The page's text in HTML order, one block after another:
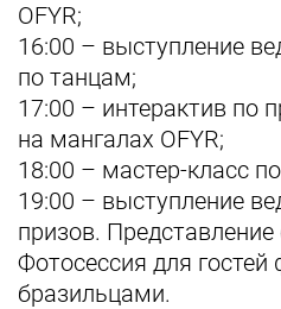
OFYR;
16:00 – выступление
по танцам;
17:00 – интерактив по
на мангалах OFYR;
18:00 – мастер-класс
19:00 – выступление
призов.
Фотосессия для гостей
бразильцами.